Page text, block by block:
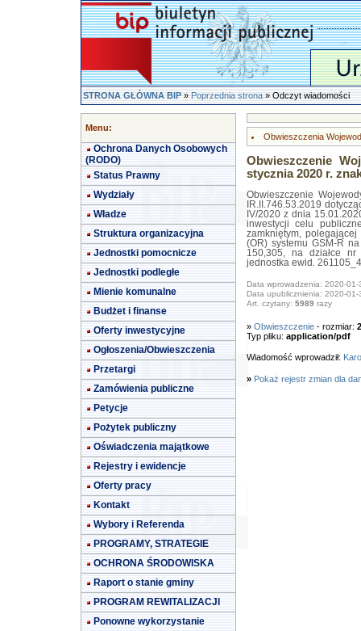
STRONA GŁÓWNA BIP»Poprzednia strona» Odczyt wiadomości
Menu:
Ochrona Danych Osobowych
(RODO)
Status Prawny
Wydziały
Władze
Struktura organizacyjna
Jednostki pomocnicze
Jednostki podległe
Mienie komunalne
Budżet i finanse
Oferty inwestycyjne
Ogłoszenia/Obwieszczenia
Przetargi
Zamówienia publiczne
Petycje
Pożytek publiczny
Oświadczenia majątkowe
Rejestry i ewidencje
Oferty pracy
Kontakt
Wybory i Referenda
PROGRAMY, STRATEGIE
OCHRONA ŚRODOWISKA
Raport o stanie gminy
PROGRAM REWITALIZACJI
Ponowne wykorzystanie
Obwieszczenia
Obwieszczenie
stycznia 2020 r.
Obwieszczenie
IR.II.746.53.2019
IV/2020 z dnia
inwestycji celu
zamkniętym,
(OR) systemu GSM-R
150,305, na działce
jednostka ewid.
Data wprowadzenia: 2020-01-
Data upublicznienia: 2020-01-
Art. czytany: 5989 razy
» Obwieszczenie - rozmiar:
Typ pliku: application/pdf
Wiadomość wprowadził:
» Pokaż rejestr zmian dla